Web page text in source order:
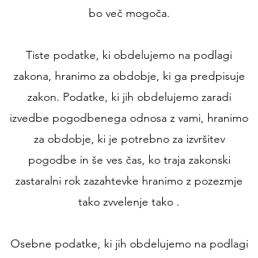
bo več mogoča.
Tiste podatke, ki obdelujemo na podlagi
zakona, hranimo za obdobje, ki ga predpisuje
zakon. Podatke, ki jih obdelujemo zaradi
izvedbe pogodbenega odnosa z vami, hranimo
za obdobje, ki je potrebno za izvršitev
pogodbe in še ves čas, ko traja zakonski
zastaralni rok zazahtevke hranimo z pozezmje
tako zvvelenje tako .
Osebne podatke, ki jih obdelujemo na podlagi